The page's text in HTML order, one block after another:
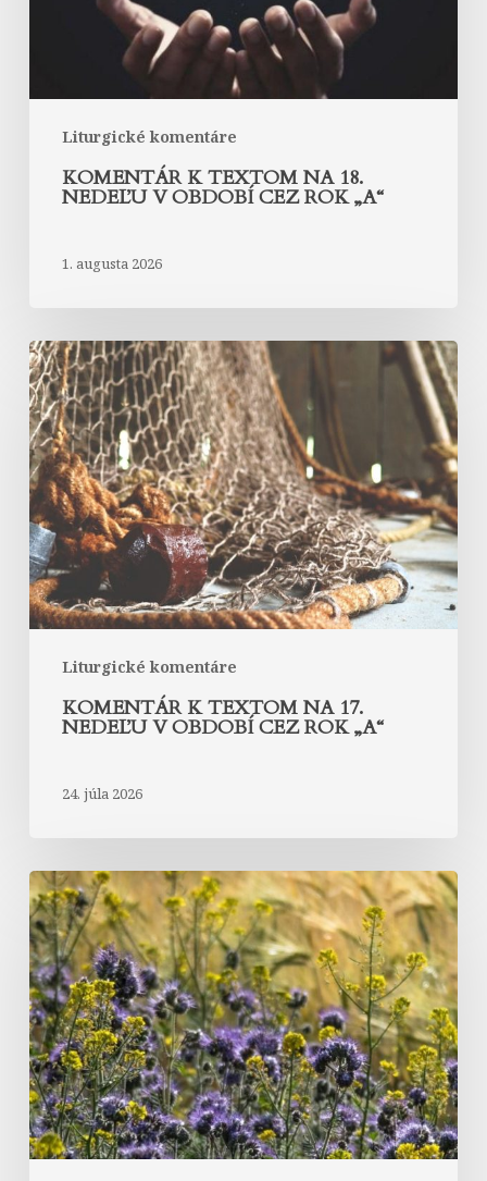
Liturgické komentáre
„A“
KOMENTÁR K TEXTOM NA 18.
NEDEĽU V OBDOBÍ CEZ ROK „A“
1. augusta 2026
Liturgické komentáre
Komentár
k
textom
na
17.
nedeľu
v
období
cez
rok
„A“
KOMENTÁR K TEXTOM NA 17.
NEDEĽU V OBDOBÍ CEZ ROK „A“
24. júla 2026
Komentár
k
textom
na
16.
nedeľu
v
období
cez
rok
„A“